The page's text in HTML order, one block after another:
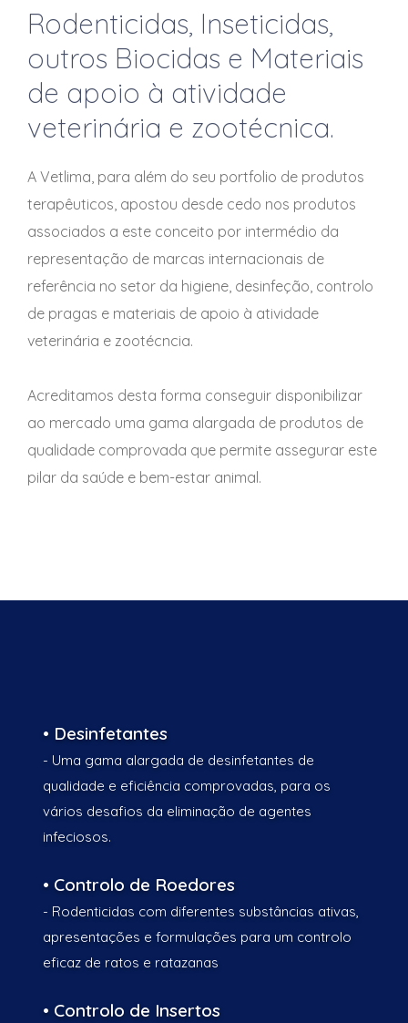
Rodenticidas, Inseticidas,
outros Biocidas e Materiais
de apoio à atividade
veterinária e zootécnica.
A Vetlima, para além do seu portfolio de produtos
terapêuticos, apostou desde cedo nos produtos
associados a este conceito por intermédio da
representação de marcas internacionais de
referência no setor da higiene, desinfeção, controlo
de pragas e materiais de apoio à atividade
veterinária e zootécncia.
Acreditamos desta forma conseguir disponibilizar
ao mercado uma gama alargada de produtos de
qualidade comprovada que permite assegurar este
pilar da saúde e bem-estar animal.
• Desinfetantes
- Uma gama alargada de desinfetantes de
qualidade e eficiência comprovadas, para os
vários desafios da eliminação de agentes
infeciosos.
• Controlo de Roedores
- Rodenticidas com diferentes substâncias ativas,
apresentações e formulações para um controlo
eficaz de ratos e ratazanas
• Controlo de Insertos